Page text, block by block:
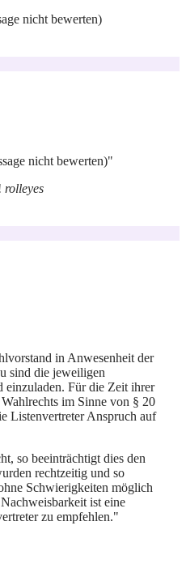
nicht bewerten)
nicht bewerten)"
rolleyes
in Anwesenheit der
sind die jeweiligen
einzuladen. Für die Zeit ihrer
im Sinne von § 20
Listenvertreter Anspruch auf
so beeinträchtigt dies den
rechtzeitig und so
Schwierigkeiten möglich
ist eine
zu empfehlen."